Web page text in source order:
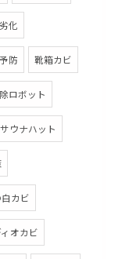
化
防 靴箱カビ
ロボット
サウナハット
カビ
オカビ